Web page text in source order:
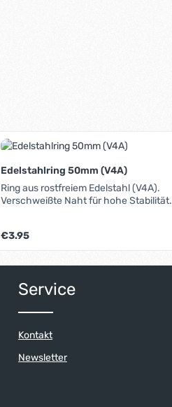
Edelstahlring 50mm (V4A)
Ring aus rostfreiem Edelstahl (V4A).
Verschweißte Naht für hohe Stabilität.
Regulärer Preis:
€3.95
Service
Kontakt
Newsletter